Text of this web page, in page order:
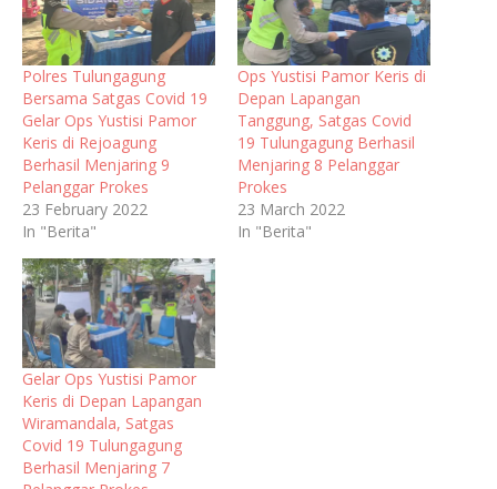
Polres Tulungagung
Bersama Satgas Covid 19
Gelar Ops Yustisi Pamor
Keris di Rejoagung
Berhasil Menjaring 9
Pelanggar Prokes
23 February 2022
In "Berita"
Ops Yustisi Pamor Keris di
Depan Lapangan
Tanggung, Satgas Covid
19 Tulungagung Berhasil
Menjaring 8 Pelanggar
Prokes
23 March 2022
In "Berita"
Gelar Ops Yustisi Pamor
Keris di Depan Lapangan
Wiramandala, Satgas
Covid 19 Tulungagung
Berhasil Menjaring 7